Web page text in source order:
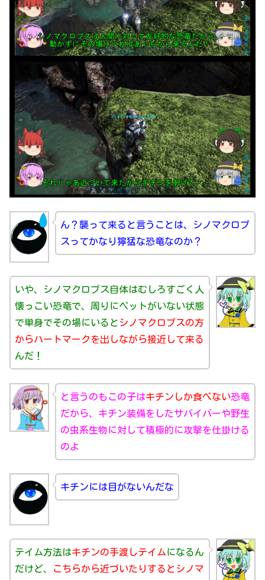
ん？襲って来ると言うことは、シノマクロプ
スってかなり獰猛な恐竜なのか？
いや、シノマクロプス自体はむしろすごく人
懐っこい恐竜で、周りにペットがいない状態
で単身でその場にいると シノマクロプスの方
からハートマークを出しながら接近して来る
んだ！
と言うのもこの子はキチンしか食べない恐竜
だから、キチン装備をしたサバイバーや野生
の虫系生物に対して積極的に攻撃を仕掛ける
のよ
キチンには目がないんだな
テイム方法はキチンの手渡しテイムになるん
だけど、
こちらから近づいたりするとシノマ